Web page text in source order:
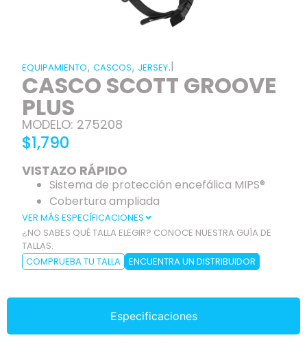
EQUIPAMIENTO, CASCOS, JERSEY.|
CASCO SCOTT GROOVE
PLUS
MODELO: 275208
$1,790
VISTAZO RÁPIDO
Sistema de protección encefálica MIPS®
Cobertura ampliada
VER MÁS ESPECÍFICACIONES
¿NO SABES QUÉ TALLA ELEGIR? CONOCE NUESTRA GUÍA DE
TALLAS.
COMPRUEBA TU TALLA
ENCUENTRA UN DISTRIBUIDOR
Especificaciones